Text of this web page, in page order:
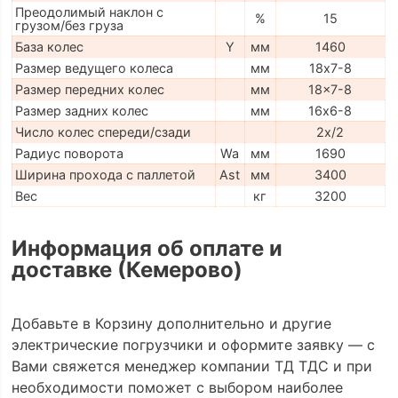
Преодолимый наклон с
грузом/без груза
%
15
База колес
Y мм
1460
Размер ведущего колеса
мм
18х7-8
Размер передних колес
мм
18x7-8
Размер задних колес
мм
16х6-8
Число колес спереди/сзади
2x/2
Радиус поворота
Wa мм
1690
Ширина прохода с паллетой
Ast мм
3400
Вес
кг 3200
Информация об оплате и
доставке (Кемерово)
Добавьте в Корзину дополнительно и другие
электрические погрузчики и оформите заявку — с
Вами свяжется менеджер компании ТД ТДС и при
необходимости поможет с выбором наиболее